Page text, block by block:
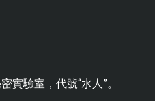
實驗室，代號“水人”。